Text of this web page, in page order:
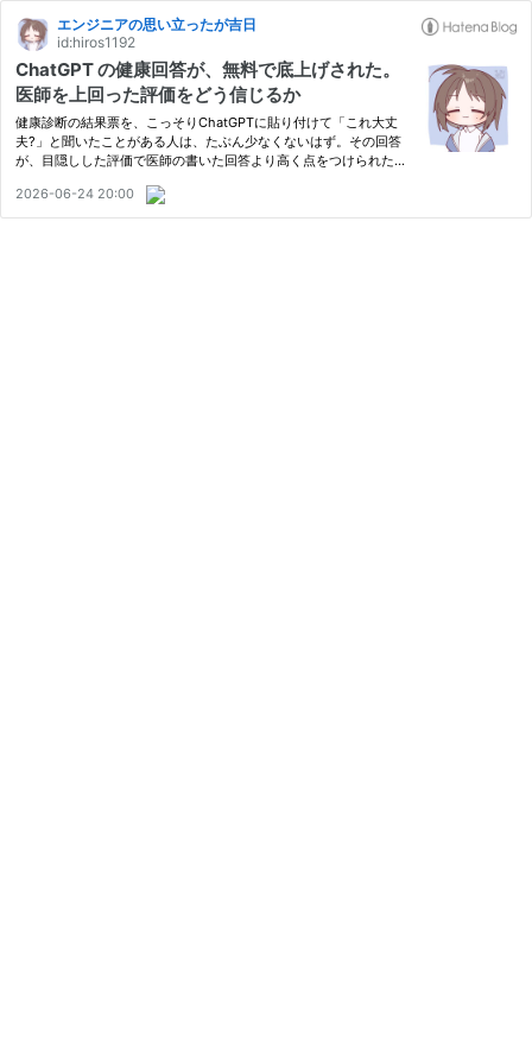
エンジニアの思い立ったが吉日
id:hiros1192
ChatGPT の健康回答が、無料で底上げされた。
医師を上回った評価をどう信じるか
健康診断の結果票を、こっそりChatGPTに貼り付けて「これ大丈
夫?」と聞いたことがある人は、たぶん少なくないはず。その回答
が、目隠しした評価で医師の書いた回答より高く点をつけられた、
の発表は、要するにそういう中身だった。しかも恩恵を受けるのは
有料…
2026-06-24 20:00